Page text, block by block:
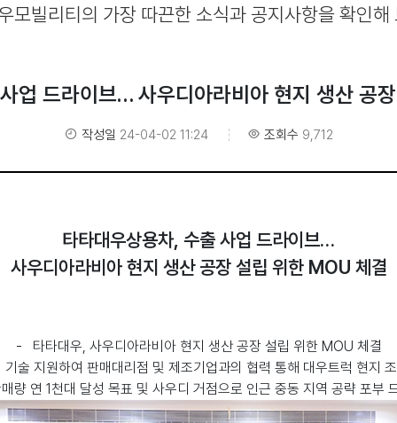
모빌리티의 가장 따끈한 소식과 공지사항을 확인해
업 드라이브… 사우디아라비아 현지 생산 공
작성일 24-04-02 11:24 조회수 9,712
타타대우상용차, 수출 사업 드라이브…
사우디아라비아 현지 생산 공장 설립 위한MOU 체결
- 타타대우, 사우디아라비아 현지 생산 공장 설립 위한 MOU 체결
기술 지원하여 판매대리점 및 제조기업과의 협력 통해 대우트럭 현지
량 연 1천대 달성 목표 및 사우디 거점으로 인근 중동 지역 공략 포부